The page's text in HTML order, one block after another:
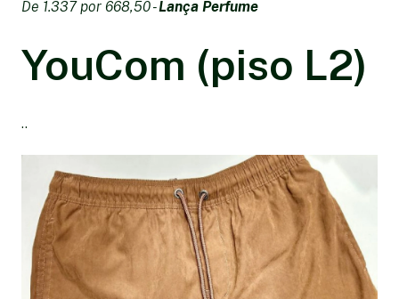
De 1.337 por 668,50 -Lança Perfume
YouCom (piso L2)
..